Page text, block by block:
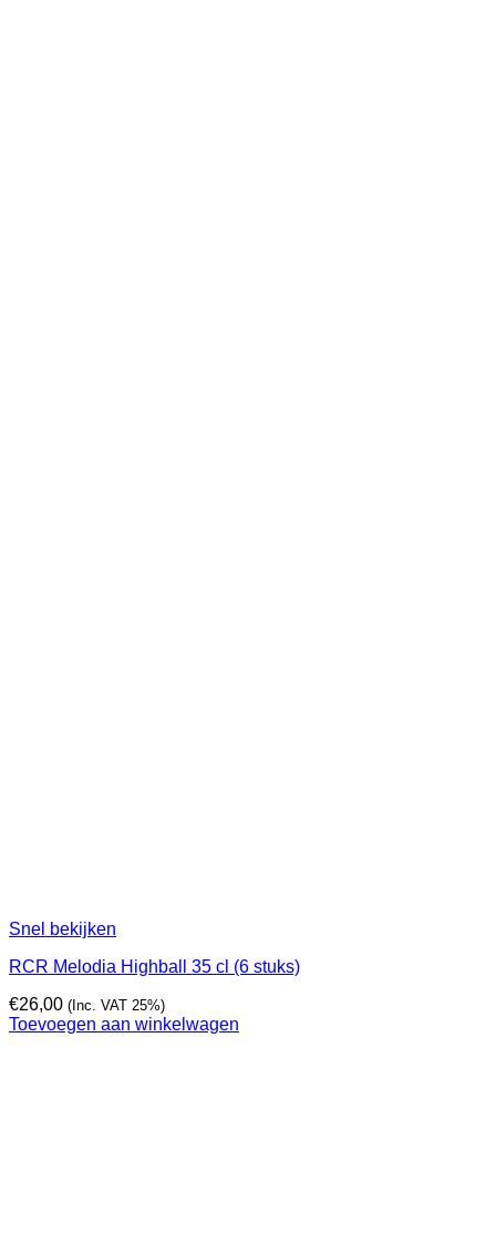
Snel bekijken
RCR Melodia Highball 35 cl (6 stuks)
€26,00 (Inc. VAT 25%)
Toevoegen aan winkelwagen